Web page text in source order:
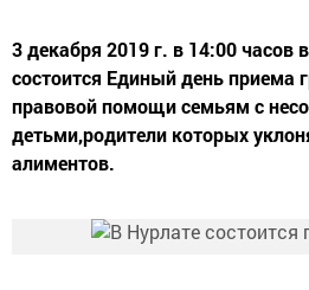
3 декабря 2019 г. в 14:00
состоится Единый день приема
правовой помощи семьям с
детьми,родители которых
алиментов.